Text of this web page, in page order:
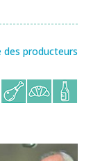
des producteurs